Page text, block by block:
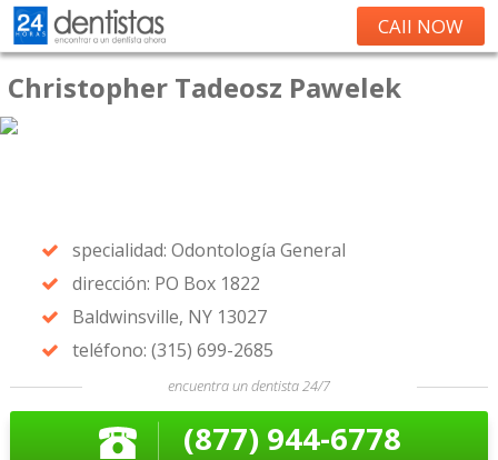
CAll NOW
Christopher Tadeosz Pawelek
specialidad: Odontología General
dirección: PO Box 1822
Baldwinsville, NY 13027
teléfono: (315) 699-2685
encuentra un dentista 24/7
(877) 944-6778